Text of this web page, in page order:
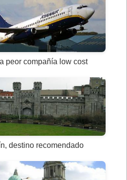
peor compañía low cost
destino recomendado